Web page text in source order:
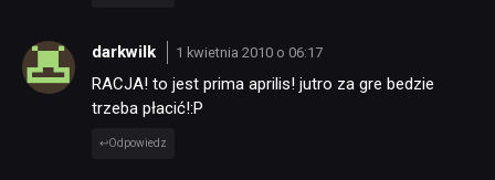
darkwilk 1 kwietnia 2010 o 06:17
RACJA! to jest prima aprilis! jutro za gre bedzie
trzeba płacić!:P
Odpowiedz